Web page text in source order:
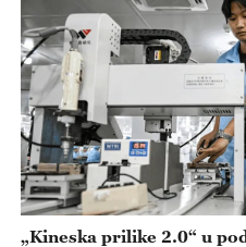
„Kineska prilike 2.0“ u